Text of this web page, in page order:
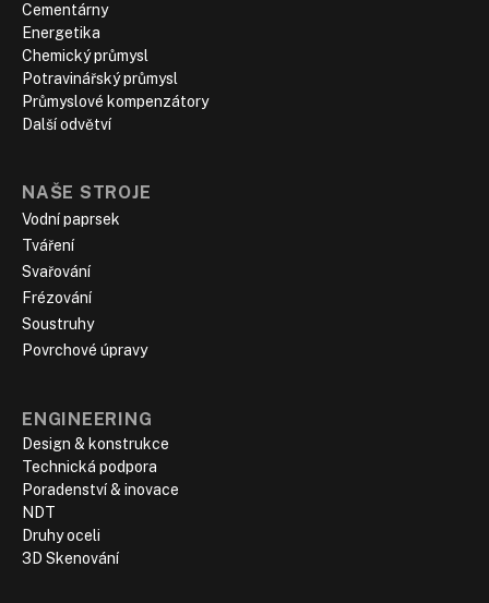
Cementárny
Energetika
Chemický průmysl
Potravinářský průmysl
Průmyslové kompenzátory
Další odvětví
NAŠE STROJE
Vodní paprsek
Tváření
Svařování
Frézování
Soustruhy
Povrchové úpravy
ENGINEERING
Design & konstrukce
Technická podpora
Poradenství & inovace
NDT
Druhy oceli
3D Skenování